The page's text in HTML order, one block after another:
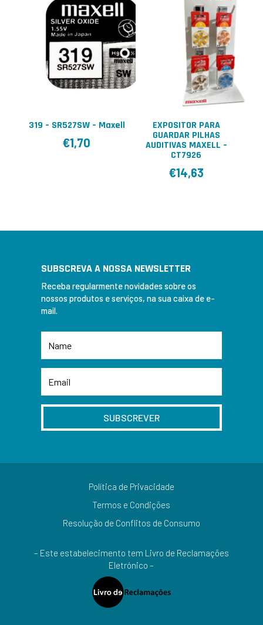
319 – SR527SW – Maxell
€1,70
EXPOSITOR PARA
GUARDAR PILHAS
AUDITIVAS MAXELL –
CT7926
€14,63
SUBSCREVA A NOSSA NEWSLETTER
Receba regularmente novidades sobre os
nossos produtos e serviços, na sua caixa de e-
mail.
SUBSCREVER
Política de Privacidade
Termos e Condições
Resolução de Conflitos de Consumo
– Este estabelecimento tem Livro de Reclamações
Eletrónico –